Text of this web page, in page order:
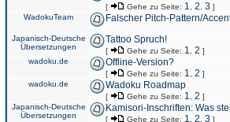
[ Gehe zu Seite: 1 2 3 ]
WadokuTeam
Falscher Pitch-Pattern/
Japanisch-Deutsche
Übersetzungen
Tattoo Spruch!
[ Gehe zu Seite: 1 2 ]
wadoku.de
Offline-Version?
[ Gehe zu Seite: 1 2 ]
wadoku.de
Wadoku Roadmap
[ Gehe zu Seite: 1 2 ]
Japanisch-Deutsche
Übersetzungen
Kamisori-Inschriften: Was
[ Gehe zu Seite: 1 2 3 ]